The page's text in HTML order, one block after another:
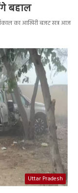
बहाल
का आखिरी बजट सत्र आज
Uttar Pradesh